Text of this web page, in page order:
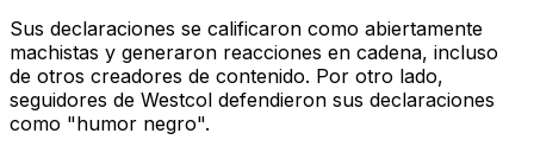
Sus declaraciones se calificaron como abiertamente
machistas y generaron reacciones en cadena, incluso
de otros creadores de contenido. Por otro lado,
seguidores de Westcol defendieron sus declaraciones
como "humor negro".